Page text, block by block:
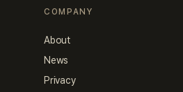
COMPANY
About
News
Privacy